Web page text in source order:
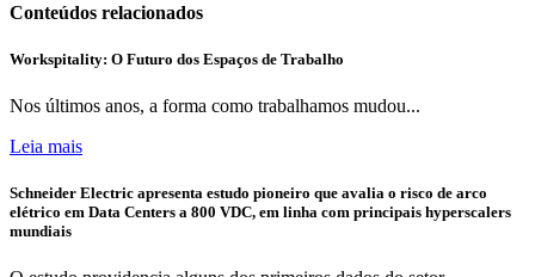
Conteúdos relacionados
Workspitality: O Futuro dos Espaços de Trabalho
Nos últimos anos, a forma como trabalhamos mudou...
Leia mais
Schneider Electric apresenta estudo pioneiro que avalia o risco de arco
elétrico em Data Centers a 800 VDC, em linha com principais hyperscalers
mundiais